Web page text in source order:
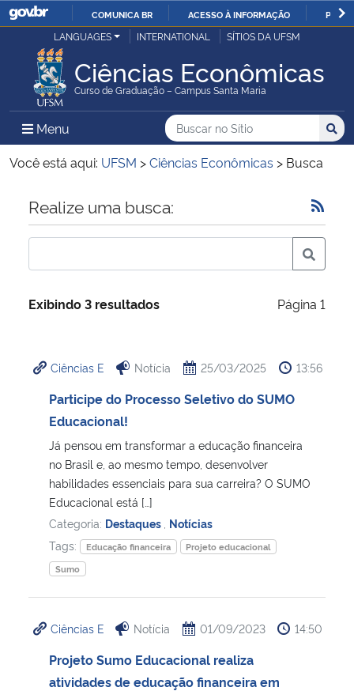
IR
O
COMUNICA BR ACESSO À INFORMAÇÃO
Ministério da Justiça e Segurança Pública
Ministério da Defesa
Ministério das Relações Exteriores
Ministério da Economia
Ministério da Infraestrutura
Ministério da Cidadania
Ministério da Saúde
Ministério de Minas e Energia
Ministério da Ciência, Tecnologia, Inovações e Comunicações
Ministério do Meio Ambiente
Ministério do Turismo
Ministério do Desenvolvimento Regional
Controladoria-Geral da União
LANGUAGES INTERNATIONAL SÍTIOS DA UFSM
Ciências Econômicas
Curso de Graduação – Campus Santa Maria
Menu Menu Principal do Sítio
Busca
Buscar no no Sítio
Busca:
Você está aqui: UFSM >Ciências Econômicas > Busca
Início do conteúdo
Realize uma busca:
Exibindo 3 resultados Página 1
Ciências E Notícia 25/03/2025 13:56
Participe do Processo Seletivo do SUMO
Educacional!
Já pensou em transformar a educação financeira
no Brasil e, ao mesmo tempo, desenvolver
habilidades essenciais para sua carreira? O SUMO
Educacional está […]
Categoria: Destaques Notícias
Tags:
Educação financeira
Projeto educacional
Sumo
Ciências E Notícia 01/09/2023 14:50
Projeto Sumo Educacional realiza
atividades de educação financeira em